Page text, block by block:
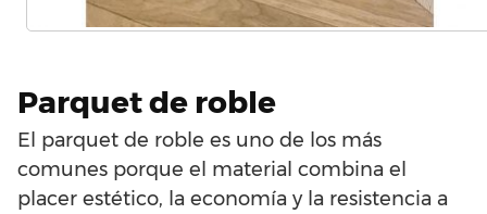
Parquet de roble
El parquet de roble es uno de los más
comunes porque el material combina el
placer estético, la economía y la resistencia a